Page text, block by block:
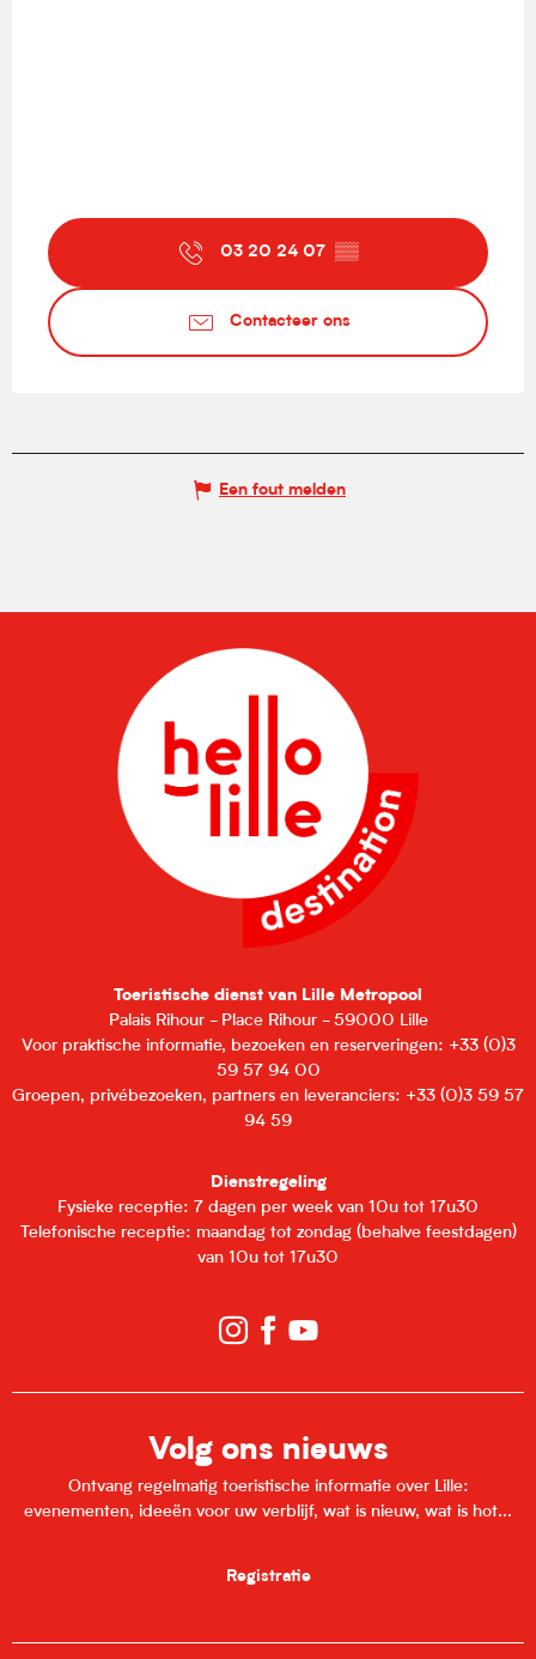
03 20 24 07 ▒▒
Contacteer ons
Een fout melden
Toeristische dienst van Lille Metropool
Palais Rihour - Place Rihour - 59000 Lille
Voor praktische informatie, bezoeken en reserveringen: +33 (0)3
59 57 94 00
Groepen, privébezoeken, partners en leveranciers: +33 (0)3 59 57
94 59
Dienstregeling
Fysieke receptie: 7 dagen per week van 10u tot 17u30
Telefonische receptie: maandag tot zondag (behalve feestdagen)
van 10u tot 17u30
Volg ons nieuws
Ontvang regelmatig toeristische informatie over Lille:
evenementen, ideeën voor uw verblijf, wat is nieuw, wat is hot...
Registratie